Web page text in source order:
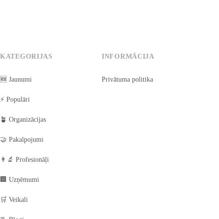
KATEGORIJAS
🆕 Jaunumi
⚡ Populāri
🪴 Organizācijas
🤝 Pakalpojumi
👨‍🔬 Profesionāļi
🏢 Uzņēmumi
🛒 Veikali
INFORMĀCIJA
Privātuma politika